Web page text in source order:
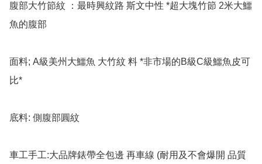
腹部大竹節紋 ：最時興紋路 斯文中性 *超大塊竹節 2米大鱷
魚的腹部
面料; A級美州大鱷魚 大竹紋 料 *非市場的B級C級鱷魚皮可
比*
底料: 側腹部圓紋
車工手工:大品牌錶帶全包邊 再車線 (耐用及不會爆開 品質